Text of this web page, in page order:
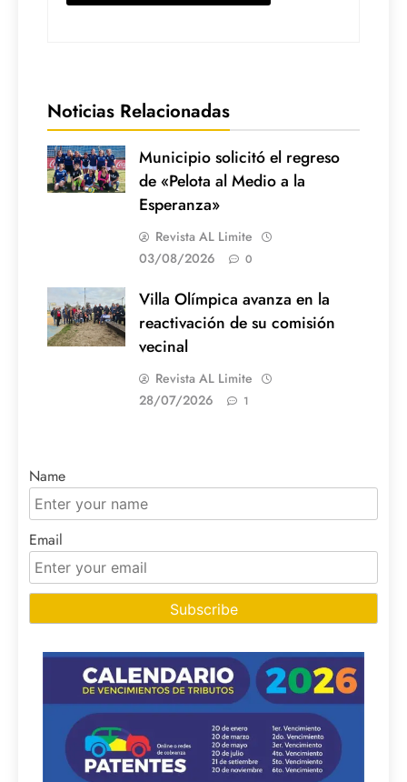
Noticias Relacionadas
Municipio solicitó el regreso
de «Pelota al Medio a la
Esperanza»
Revista AL Limite
03/08/2026
0
Villa Olímpica avanza en la
reactivación de su comisión
vecinal
Revista AL Limite
28/07/2026
1
Name
Email